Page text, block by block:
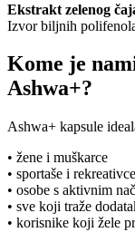
Ekstrakt zelenog
Izvor biljnih
Kome je
Ashwa+?
Ashwa+ kapsule
• žene i muškarce
• sportaše i rekreativce
• osobe s aktivnim
• sve koji traže
• korisnike koji žele